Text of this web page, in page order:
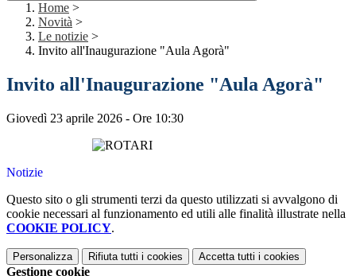
Home >
Novità >
Le notizie >
Invito all'Inaugurazione "Aula Agorà"
Invito all'Inaugurazione "Aula Agorà"
Giovedì 23 aprile 2026 - Ore 10:30
Notizie
Questo sito o gli strumenti terzi da questo utilizzati si avvalgono di
cookie necessari al funzionamento ed utili alle finalità illustrate nella
COOKIE POLICY.
Personalizza Rifiuta tutti i cookies Accetta tutti i cookies
Gestione cookie